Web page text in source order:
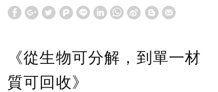
《從生物可分解，到單一材
質可回收》